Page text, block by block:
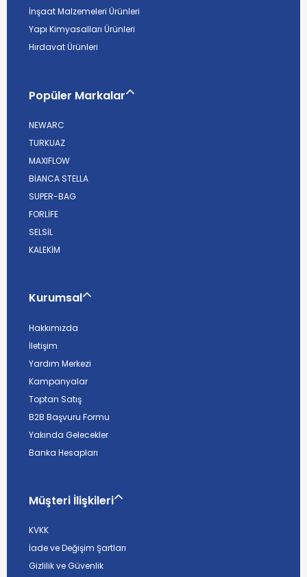
İnşaat Malzemeleri Ürünleri
Yapı Kimyasalları Ürünleri
Hırdavat Ürünleri
Popüler Markalar
NEWARC
TURKUAZ
MAXIFLOW
BİANCA STELLA
SUPER-BAG
FORLİFE
SELSİL
KALEKİM
Kurumsal
Hakkımızda
İletişim
Yardım Merkezi
Kampanyalar
Toptan Satış
B2B Başvuru Formu
Yakında Gelecekler
Banka Hesapları
Müşteri İlişkileri
KVKK
İade ve Değişim Şartları
Gizlilik ve Güvenlik